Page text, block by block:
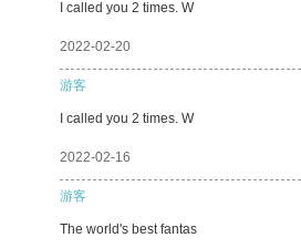
I called you 2 times. W
2022-02-20
游客
I called you 2 times. W
2022-02-16
游客
The world's best fantas